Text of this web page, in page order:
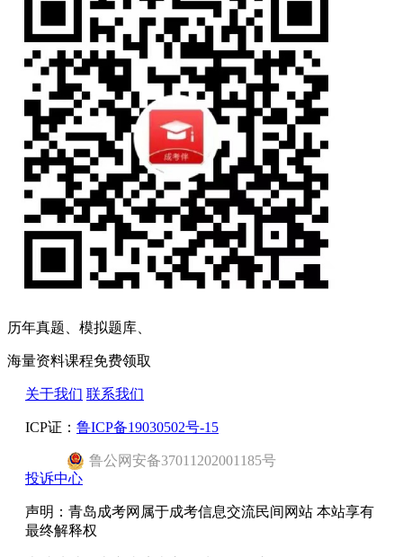
历年真题、模拟题库、
海量资料课程免费领取
关于我们 联系我们
ICP证： 鲁ICP备19030502号-15
鲁公网安备37011202001185号
投诉中心
声明：青岛成考网属于成考信息交流民间网站 本站享有
最终解释权